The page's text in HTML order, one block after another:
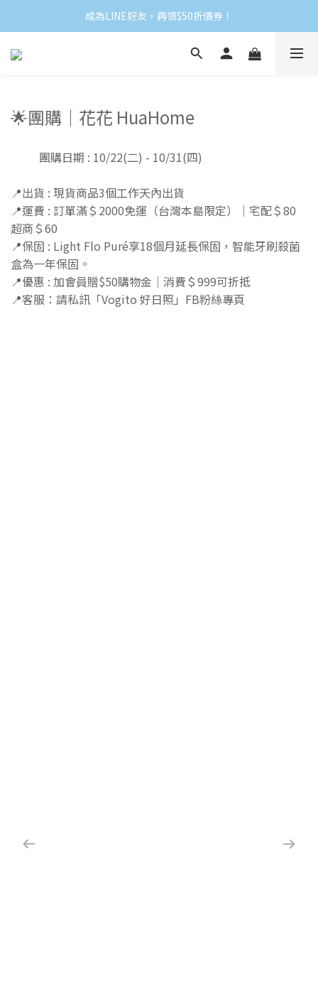
成為LINE好友，再領$50折價券！
🌟團購｜花花 HuaHome
團購日期 : 10/22(二) - 10/31(四)
📍出貨 : 現貨商品3個工作天內出貨
📍運費 : 訂單滿＄2000免運（台灣本島限定）｜宅配＄80
超商＄60
📍保固 : Light Flo Puré享18個月延長保固，智能牙刷殺菌
盒為一年保固。
📍優惠 : 加會員贈$50購物金｜消費＄999可折抵
📍客服：請私訊「Vogito 好日照」FB粉絲專頁